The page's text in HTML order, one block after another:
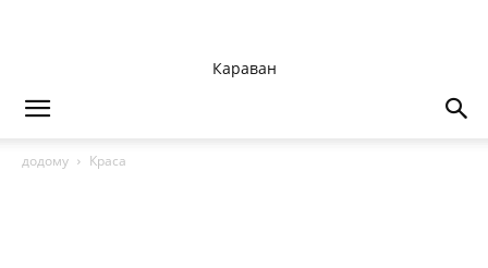
Караван
додому Краса